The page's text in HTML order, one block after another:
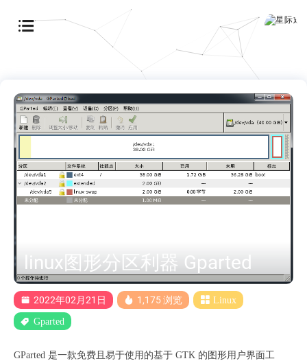
linux图形分区利器 Gparted
2022年02月21日 1,175 浏览 Linux
Gparted
GParted 是一款免费且易于使用的基于 GTK 的图形用户界面工